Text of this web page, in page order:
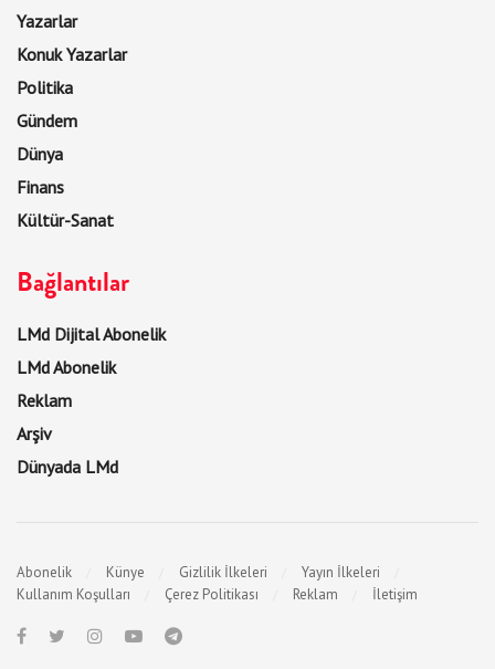
Yazarlar
Konuk Yazarlar
Politika
Gündem
Dünya
Finans
Kültür-Sanat
Bağlantılar
LMd Dijital Abonelik
LMd Abonelik
Reklam
Arşiv
Dünyada LMd
Abonelik Künye Gizlilik İlkeleri
Yayın İlkeleri
Kullanım Koşulları
Çerez Politikası Reklam İletişim